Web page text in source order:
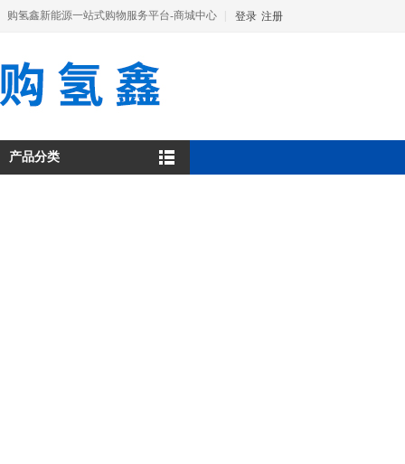
购氢鑫新能源一站式购物服务平台-商城中心 登录 注册
产品分类